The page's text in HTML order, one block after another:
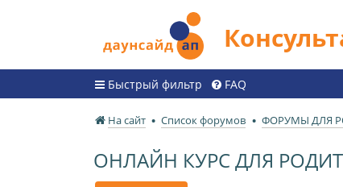
Быстрый фильтр FAQ
На сайт Список форумов ФОРУМЫ ДЛЯ
ОНЛАЙН КУРС ДЛЯ